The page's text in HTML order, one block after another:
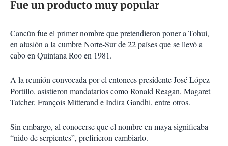
Fue un producto muy popular
Cancún fue el primer nombre que pretendieron poner a Tohuí,
en alusión a la cumbre Norte-Sur de 22 países que se llevó a
cabo en Quintana Roo en 1981.
A la reunión convocada por el entonces presidente José López
Portillo, asistieron mandatarios como Ronald Reagan, Magaret
Tatcher, François Mitterand e Indira Gandhi, entre otros.
Sin embargo, al conocerse que el nombre en maya significaba
“nido de serpientes”, prefirieron cambiarlo.